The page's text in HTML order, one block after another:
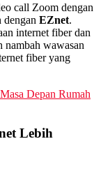
call Zoom dengan
dengan EZnet.
internet fiber dan
nambah wawasan
fiber yang
Depan Rumah
Lebih